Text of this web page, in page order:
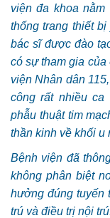
viện đa khoa
thống trang thiết
bác sĩ được đào
có sự tham gia
viện Nhân dân
công rất nhiều ca
phẫu thuật tim
thần kinh về khối
Bệnh viện đã
không phân biệt
hưởng đúng tuyến
trú và điều trị nội